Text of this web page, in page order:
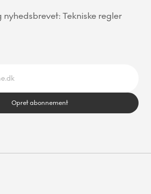
nyhedsbrevet: Tekniske regler
Opret abonnement